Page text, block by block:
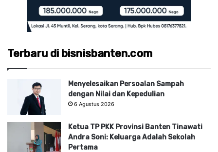
Terbaru di bisnisbanten.com
Menyelesaikan Persoalan Sampah
dengan Nilai dan Kepedulian
6 Agustus 2026
Ketua TP PKK Provinsi Banten Tinawati
Andra Soni: Keluarga Adalah Sekolah
Pertama